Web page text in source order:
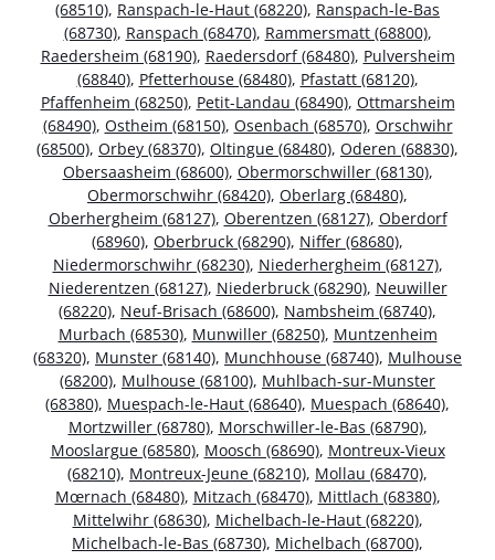
(68510), Ranspach-le-Haut (68220), Ranspach-le-Bas
(68730), Ranspach (68470), Rammersmatt (68800),
Raedersheim (68190), Raedersdorf (68480), Pulversheim
(68840), Pfetterhouse (68480), Pfastatt (68120),
Pfaffenheim (68250), Petit-Landau (68490), Ottmarsheim
(68490), Ostheim (68150), Osenbach (68570), Orschwihr
(68500), Orbey (68370), Oltingue (68480), Oderen (68830),
Obersaasheim (68600), Obermorschwiller (68130),
Obermorschwihr (68420), Oberlarg (68480),
Oberhergheim (68127), Oberentzen (68127), Oberdorf
(68960), Oberbruck (68290), Niffer (68680),
Niedermorschwihr (68230), Niederhergheim (68127),
Niederentzen (68127), Niederbruck (68290), Neuwiller
(68220), Neuf-Brisach (68600), Nambsheim (68740),
Murbach (68530), Munwiller (68250), Muntzenheim
(68320), Munster (68140), Munchhouse (68740), Mulhouse
(68200), Mulhouse (68100), Muhlbach-sur-Munster
(68380), Muespach-le-Haut (68640), Muespach (68640),
Mortzwiller (68780), Morschwiller-le-Bas (68790),
Mooslargue (68580), Moosch (68690), Montreux-Vieux
(68210), Montreux-Jeune (68210), Mollau (68470),
Mœrnach (68480), Mitzach (68470), Mittlach (68380),
Mittelwihr (68630), Michelbach-le-Haut (68220),
Michelbach-le-Bas (68730), Michelbach (68700),